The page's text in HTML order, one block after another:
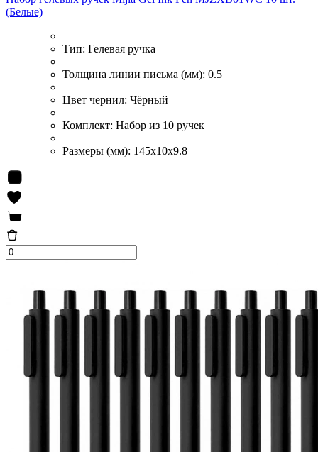
(Белые)
Тип: Гелевая ручка
Толщина линии письма (мм): 0.5
Цвет чернил: Чёрный
Комплект: Набор из 10 ручек
Размеры (мм): 145x10x9.8